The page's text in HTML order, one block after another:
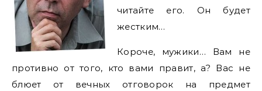
читайте его. Он будет
жестким…
Короче, мужики… Вам не
противно от того, кто вами правит, а? Вас не
блюет от вечных отговорок на предмет